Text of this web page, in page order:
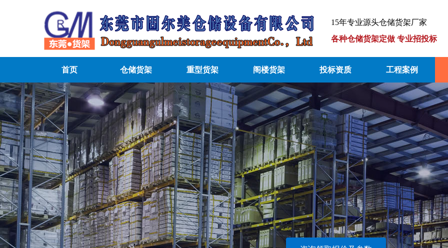
15年专业源头仓储货架厂家
各种仓储货架定做 专业招投标
首页 仓储货架 重型货架 阁楼货架 投标资质 工程案例